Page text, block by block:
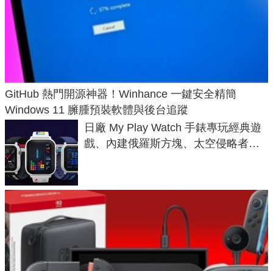
GitHub 熱門開源神器！Winhance 一鍵安全精簡
Windows 11 臃腫預裝軟體與後台追蹤
日廠 My Play Watch 手錶專玩經典遊
戲、內建俄羅斯方塊、太空侵略者，